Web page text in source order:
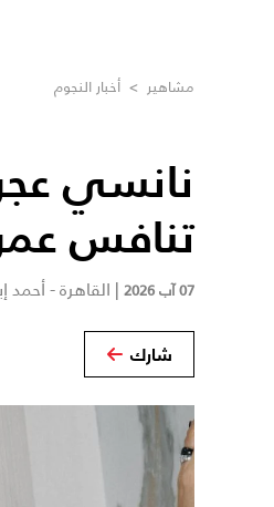
مشاهير > أخبار النجوم
نانسي
تنافس
07 آب 2026 | القاهرة - أحمد
شارك